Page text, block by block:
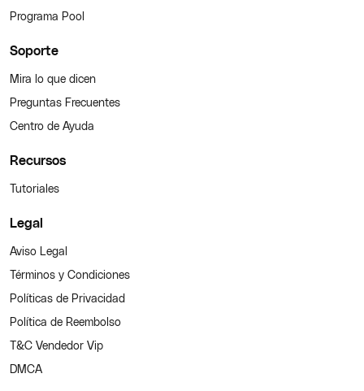
Programa Pool
Soporte
Mira lo que dicen
Preguntas Frecuentes
Centro de Ayuda
Recursos
Tutoriales
Legal
Aviso Legal
Términos y Condiciones
Políticas de Privacidad
Política de Reembolso
T&C Vendedor Vip
DMCA